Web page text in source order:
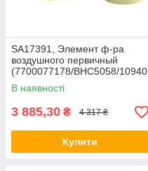
SA17391, Элемент ф-ра
воздушного первичный
(7700077178/BHC5058/10940
05), Claas AXION 850-810
В наявності
3 885,30 ₴ 4 317 ₴
Купити